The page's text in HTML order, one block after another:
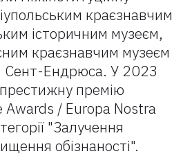
краєзнавчим
історичним музеєм,
краєзнавчим музеєм
Сент-Ендрюса. У 2023
премію
Awards / Europa Nostra
"Залучення
обізнаності".